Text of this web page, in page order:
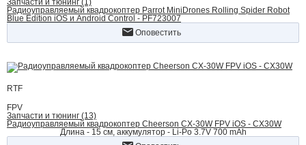
Запчасти и тюнинг (1)
Радиоуправляемый квадрокоптер Parrot MiniDrones Rolling Spider Robot
Blue Edition iOS и Android Control - PF723007
Оповестить
RTF
FPV
Запчасти и тюнинг (13)
Радиоуправляемый квадрокоптер Cheerson CX-30W FPV iOS - CX30W
Длина - 15 см, аккумулятор - Li-Po 3.7V 700 mAh